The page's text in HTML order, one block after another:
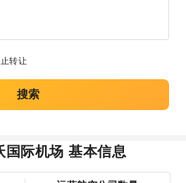
转让
搜索
际机场 基本信息